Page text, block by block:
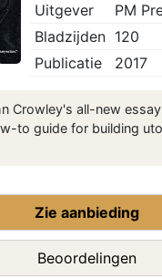
Uitgever
PM
Bladzijden 120
Publicatie
2017
Crowley's all-new
to guide for building
Zie aanbieding
Beoordelingen